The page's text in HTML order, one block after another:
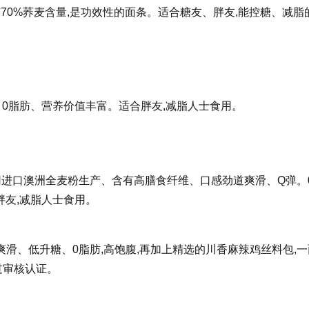
荞麦含量,是功效性的面条。适合糖友、胖友,能控糖、减脂
肪、营养价值丰富。适合胖友,减脂人士食用。
口澳洲全麦粉生产、含有高膳食纤维、口感劲道爽滑、Q弹
,减脂人士食用。
、低升糖、0脂肪,高饱腹,再加上精选的川香麻辣鸡丝料包,
核认证。